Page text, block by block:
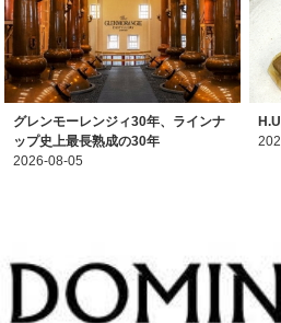
グレンモーレンジィ30年、ラインナ
ップ史上最長熟成の30年
2026-08-05